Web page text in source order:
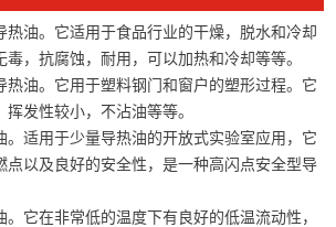
热油。它适用于食品行业的干燥，脱水和冷却
，抗腐蚀，耐用，可以加热和冷却等等。
热油。它用于塑料钢门和窗户的塑形过程。它
发性较小，不沾油等等。
。适用于少量导热油的开放式实验室应用，它
点以及良好的安全性，是一种高闪点安全型导
它在非常低的温度下有良好的低温流动性，